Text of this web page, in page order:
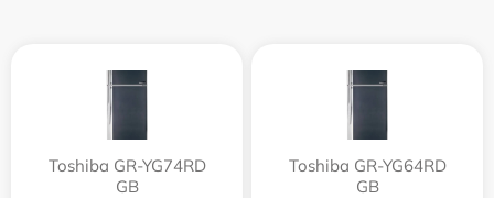
Toshiba GR-YG74RD
GB
Toshiba GR-YG64RD
GB